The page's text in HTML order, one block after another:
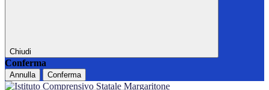
Chiudi
Conferma
Annulla Conferma